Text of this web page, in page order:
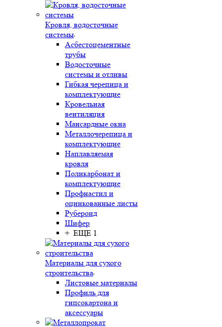
Кровля, водосточные
системы
Асбестоцементные
трубы
Водосточные
системы и отливы
Гибкая черепица и
комплектующие
Кровельная
вентиляция
Мансардные окна
Металлочерепица и
комплектующие
Наплавляемая
кровля
Поликарбонат и
комплектующие
Профнастил и
оцинкованные листы
Рубероид
Шифер
+ ЕЩЕ 1
Материалы для сухого
строительства
Листовые материалы
Профиль для
гипсокартона и
аксессуары